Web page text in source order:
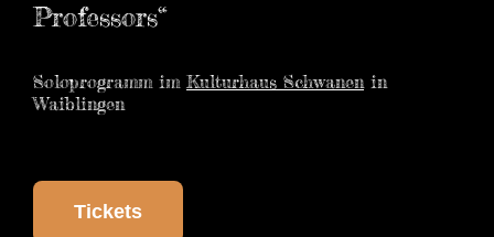
Professors“
Soloprogramm im Kulturhaus Schwanenin
Waiblingen
Tickets